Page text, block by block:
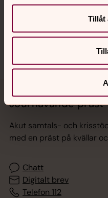
Tillåt
Jourhavande präst
Akut samtals- och
med en präst på kvällar
Chatt
Digitalt brev
Telefon 112